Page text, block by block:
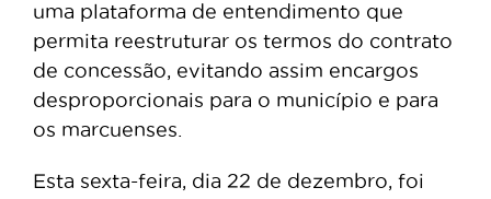
uma plataforma de entendimento que
permita reestruturar os termos do contrato
de concessão, evitando assim encargos
desproporcionais para o município e para
os marcuenses.
Esta sexta-feira, dia 22 de dezembro, foi